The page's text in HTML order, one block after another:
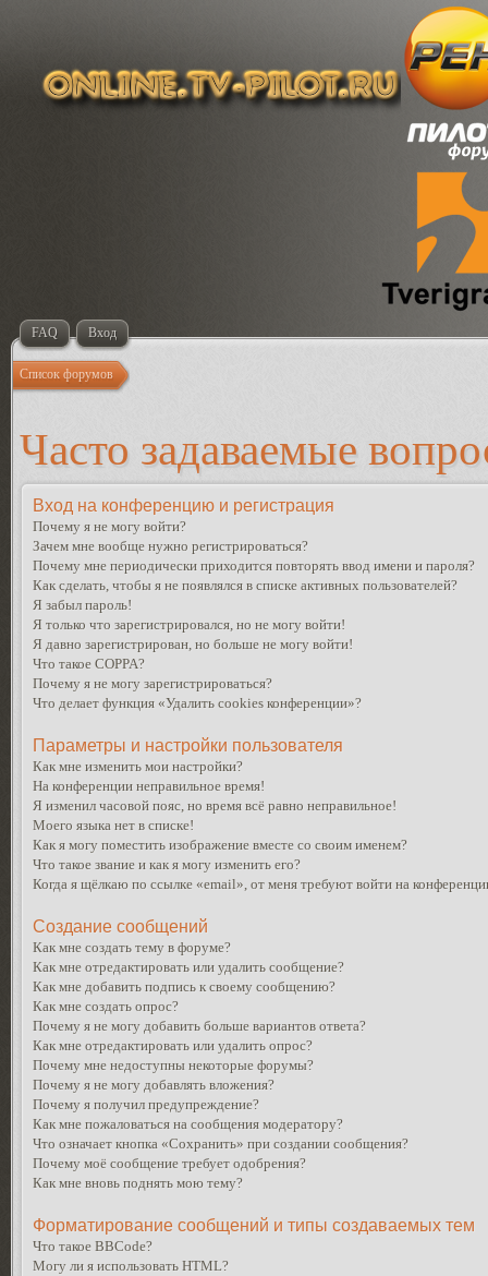
FAQ Вход
Список форумов
Часто задаваемые
Вход на конференцию и регистрация
Почему я не могу войти?
Зачем мне вообще нужно регистрироваться?
Почему мне периодически приходится повторять ввод имени и пароля?
Как сделать, чтобы я не появлялся в списке активных пользователей?
Я забыл пароль!
Я только что зарегистрировался, но не могу войти!
Я давно зарегистрирован, но больше не могу войти!
Что такое COPPA?
Почему я не могу зарегистрироваться?
Что делает функция «Удалить cookies конференции»?
Параметры и настройки пользователя
Как мне изменить мои настройки?
На конференции неправильное время!
Я изменил часовой пояс, но время всё равно неправильное!
Моего языка нет в списке!
Как я могу поместить изображение вместе со своим именем?
Что такое звание и как я могу изменить его?
Когда я щёлкаю по ссылке «email», от меня требуют войти на
Создание сообщений
Как мне создать тему в форуме?
Как мне отредактировать или удалить сообщение?
Как мне добавить подпись к своему сообщению?
Как мне создать опрос?
Почему я не могу добавить больше вариантов ответа?
Как мне отредактировать или удалить опрос?
Почему мне недоступны некоторые форумы?
Почему я не могу добавлять вложения?
Почему я получил предупреждение?
Как мне пожаловаться на сообщения модератору?
Что означает кнопка «Сохранить» при создании сообщения?
Почему моё сообщение требует одобрения?
Как мне вновь поднять мою тему?
Форматирование сообщений и типы создаваемых тем
Что такое BBCode?
Могу ли я использовать HTML?